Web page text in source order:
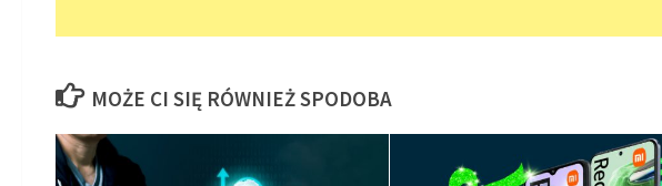
MOŻE CI SIĘ RÓWNIEŻ SPODOBA